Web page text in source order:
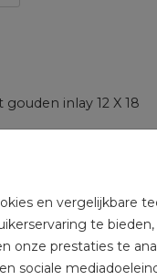
en vergelijkbare
te bieden,
onze prestaties te
sociale
inlay 12 X 18
winkelen en betalen